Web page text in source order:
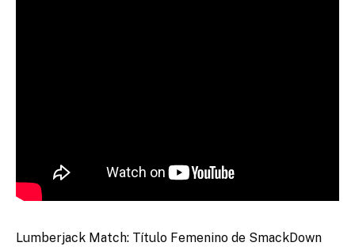
Lumberjack Match: Título Femenino de SmackDown